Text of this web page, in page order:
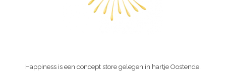
Happiness is een concept store gelegen in hartje Oostende.